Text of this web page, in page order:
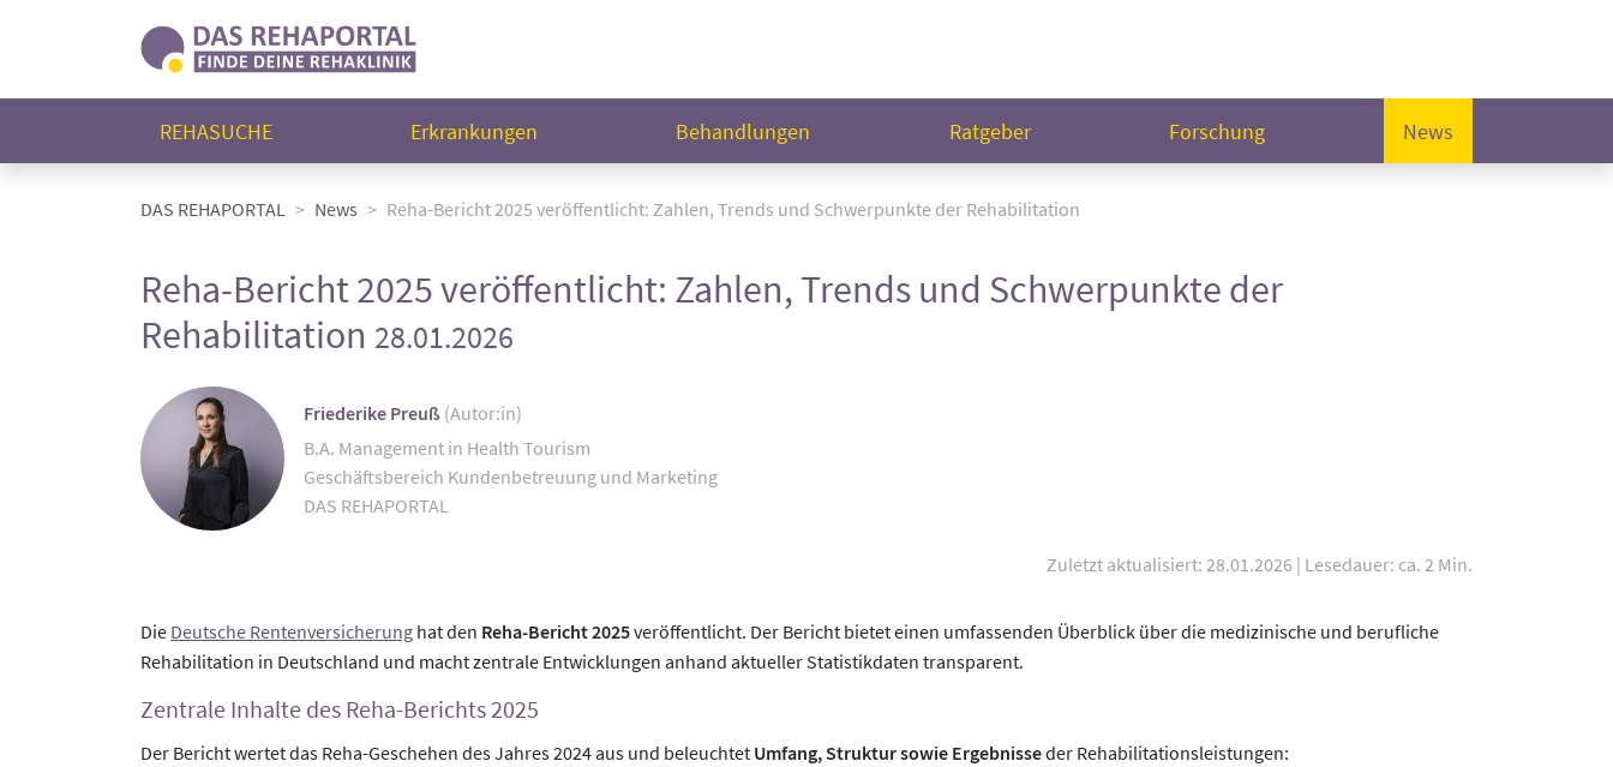
REHASUCHE Erkrankungen Behandlungen Ratgeber Forschung News
DAS REHAPORTAL News Reha-Bericht 2025 veröffentlicht: Zahlen, Trends und Schwerpunkte der Rehabilitation
Reha-Bericht 2025 veröffentlicht: Zahlen, Trends und Schwerpunkte der
Rehabilitation 28.01.2026
Friederike Preuß (Autor:in)
B.A. Management in Health Tourism
Geschäftsbereich Kundenbetreuung und Marketing
DAS REHAPORTAL
Zuletzt aktualisiert: 28.01.2026 | Lesedauer: ca. 2 Min.
Die Deutsche Rentenversicherung hat den Reha-Bericht 2025veröffentlicht. Der Bericht bietet einen umfassenden Überblick über die medizinische und berufliche
Rehabilitation in Deutschland und macht zentrale Entwicklungen anhand aktueller Statistikdaten transparent.
Zentrale Inhalte des Reha-Berichts 2025
Der Bericht wertet das Reha-Geschehen des Jahres 2024 aus und beleuchtet Umfang, Struktur sowie Ergebnisseder Rehabilitationsleistungen: